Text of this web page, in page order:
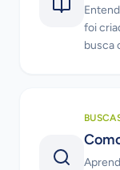
foi
busca